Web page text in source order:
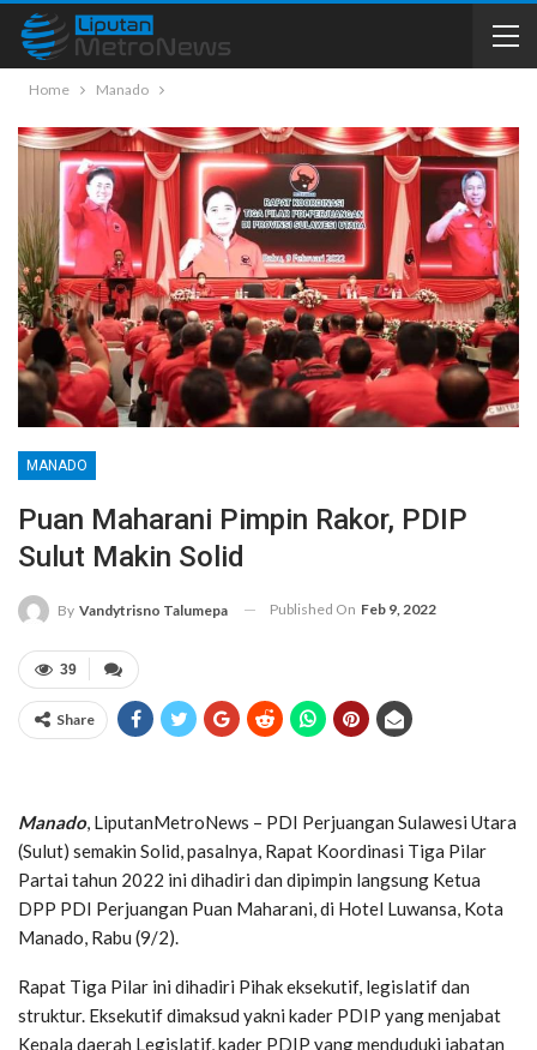
Home Manado
MANADO
Puan Maharani Pimpin Rakor, PDIP
Sulut Makin Solid
By Vandytrisno Talumepa Published On Feb 9, 2022
39
Share
Manado, LiputanMetroNews – PDI Perjuangan Sulawesi Utara
(Sulut) semakin Solid, pasalnya, Rapat Koordinasi Tiga Pilar
Partai tahun 2022 ini dihadiri dan dipimpin langsung Ketua
DPP PDI Perjuangan Puan Maharani, di Hotel Luwansa, Kota
Manado, Rabu (9/2).
Rapat Tiga Pilar ini dihadiri Pihak eksekutif, legislatif dan
struktur. Eksekutif dimaksud yakni kader PDIP yang menjabat
Kepala daerah Legislatif, kader PDIP yang menduduki jabatan